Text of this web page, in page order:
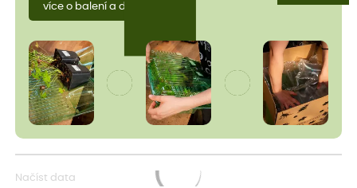
více o balení a dopravě
Načíst data